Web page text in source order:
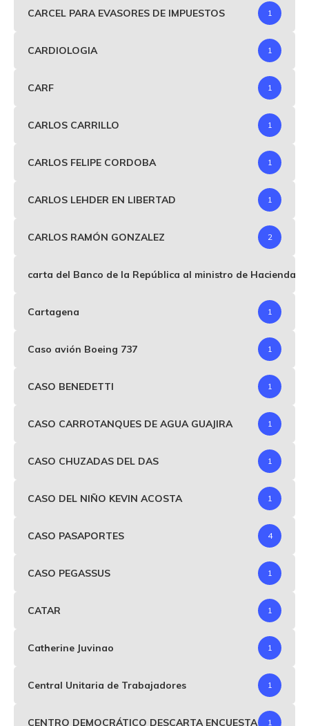
CARCEL PARA EVASORES DE IMPUESTOS 1
CARDIOLOGIA 1
CARF 1
CARLOS CARRILLO 1
CARLOS FELIPE CORDOBA 1
CARLOS LEHDER EN LIBERTAD 1
CARLOS RAMÓN GONZALEZ 2
carta del Banco de la República al ministro de Hacienda
Cartagena 1
Caso avión Boeing 737 1
CASO BENEDETTI 1
CASO CARROTANQUES DE AGUA GUAJIRA 1
CASO CHUZADAS DEL DAS 1
CASO DEL NIÑO KEVIN ACOSTA 1
CASO PASAPORTES 4
CASO PEGASSUS 1
CATAR 1
Catherine Juvinao 1
Central Unitaria de Trabajadores 1
CENTRO DEMOCRÁTICO DESCARTA ENCUESTA 1